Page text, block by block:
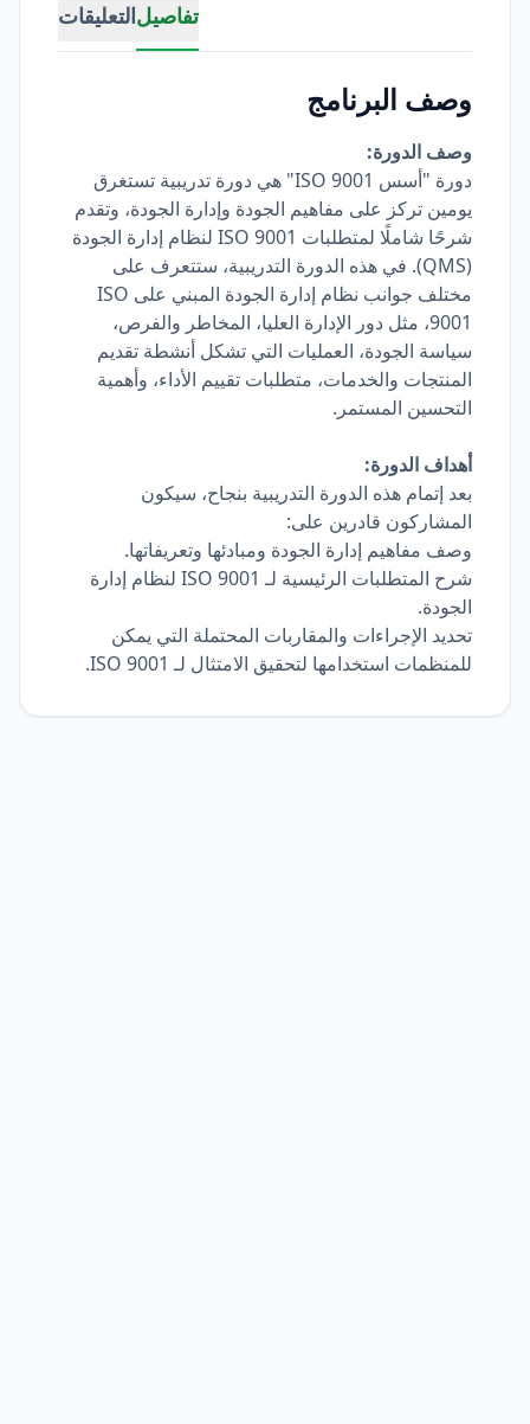
تفاصيلالتعليقات
وصف البرنامج
وصف الدورة:
دورة "أسس ISO 9001" هي دورة تدريبية تستغرق
يومين تركز على مفاهيم الجودة وإدارة الجودة، وتقدم
شرحًا شاملًا لمتطلبات ISO 9001 لنظام إدارة الجودة
(QMS). في هذه الدورة التدريبية، ستتعرف على
مختلف جوانب نظام إدارة الجودة المبني على ISO
9001، مثل دور الإدارة العليا، المخاطر والفرص،
سياسة الجودة، العمليات التي تشكل أنشطة تقديم
المنتجات والخدمات، متطلبات تقييم الأداء، وأهمية
التحسين المستمر.
أهداف الدورة:
بعد إتمام هذه الدورة التدريبية بنجاح، سيكون
المشاركون قادرين على:
وصف مفاهيم إدارة الجودة ومبادئها وتعريفاتها.
شرح المتطلبات الرئيسية لـ ISO 9001 لنظام إدارة
الجودة.
تحديد الإجراءات والمقاربات المحتملة التي يمكن
للمنظمات استخدامها لتحقيق الامتثال لـ ISO 9001.